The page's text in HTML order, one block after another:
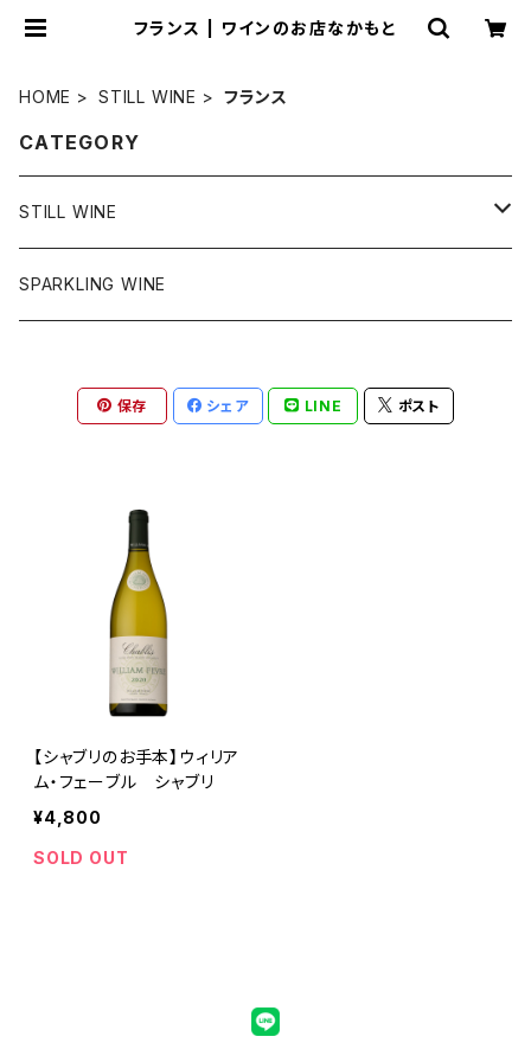
フランス | ワインのお店なかもと
HOME STILL WINE フランス
CATEGORY
STILL WINE
チリ
フランス
SPARKLING WINE
保存 シェア LINE ポスト
【シャブリのお手本】ウィリア
ム・フェーブル シャブリ
¥4,800
SOLD OUT